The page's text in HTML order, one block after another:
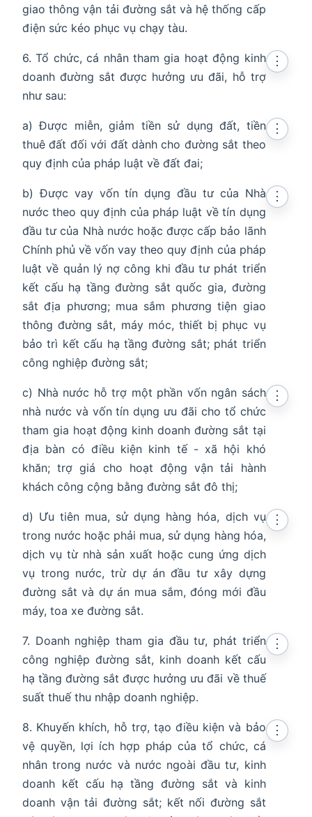
giao thông vận tải đường sắt và hệ thống cấp
điện sức kéo phục vụ chạy tàu.
6. Tổ chức, cá nhân tham gia hoạt động kinh
doanh đường sắt được hưởng ưu đãi, hỗ trợ
như sau:
⋮
a) Được miễn, giảm tiền sử dụng đất, tiền
thuê đất đối với đất dành cho đường sắt theo
quy định của pháp luật về đất đai;
⋮
b) Được vay vốn tín dụng đầu tư của Nhà
nước theo quy định của pháp luật về tín dụng
đầu tư của Nhà nước hoặc được cấp bảo lãnh
Chính phủ về vốn vay theo quy định của pháp
luật về quản lý nợ công khi đầu tư phát triển
kết cấu hạ tầng đường sắt quốc gia, đường
sắt địa phương; mua sắm phương tiện giao
thông đường sắt, máy móc, thiết bị phục vụ
bảo trì kết cấu hạ tầng đường sắt; phát triển
công nghiệp đường sắt;
⋮
c) Nhà nước hỗ trợ một phần vốn ngân sách
nhà nước và vốn tín dụng ưu đãi cho tổ chức
tham gia hoạt động kinh doanh đường sắt tại
địa bàn có điều kiện kinh tế - xã hội khó
khăn; trợ giá cho hoạt động vận tải hành
khách công cộng bằng đường sắt đô thị;
⋮
d) Ưu tiên mua, sử dụng hàng hóa, dịch vụ
trong nước hoặc phải mua, sử dụng hàng hóa,
dịch vụ từ nhà sản xuất hoặc cung ứng dịch
vụ trong nước, trừ dự án đầu tư xây dựng
đường sắt và dự án mua sắm, đóng mới đầu
máy, toa xe đường sắt.
⋮
7. Doanh nghiệp tham gia đầu tư, phát triển
công nghiệp đường sắt, kinh doanh kết cấu
hạ tầng đường sắt được hưởng ưu đãi về thuế
suất thuế thu nhập doanh nghiệp.
⋮
8. Khuyến khích, hỗ trợ, tạo điều kiện và bảo
vệ quyền, lợi ích hợp pháp của tổ chức, cá
nhân trong nước và nước ngoài đầu tư, kinh
doanh kết cấu hạ tầng đường sắt và kinh
doanh vận tải đường sắt; kết nối đường sắt
⋮